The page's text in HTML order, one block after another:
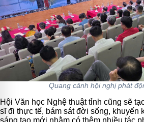
Quang cảnh hội nghị phát
Hội Văn học Nghệ thuật tỉnh cũng sẽ
sĩ đi thực tế, bám sát đời sống, khuyến